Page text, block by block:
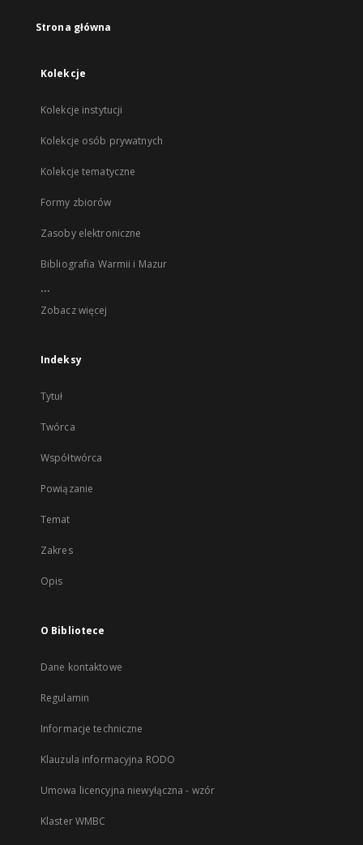
Strona główna
Kolekcje
Kolekcje instytucji
Kolekcje osób prywatnych
Kolekcje tematyczne
Formy zbiorów
Zasoby elektroniczne
Bibliografia Warmii i Mazur
...
Zobacz więcej
Indeksy
Tytuł
Twórca
Współtwórca
Powiązanie
Temat
Zakres
Opis
O Bibliotece
Dane kontaktowe
Regulamin
Informacje techniczne
Klauzula informacyjna RODO
Umowa licencyjna niewyłączna - wzór
Klaster WMBC